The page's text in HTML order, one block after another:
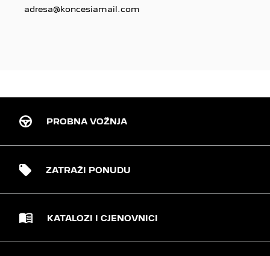
adresa@koncesiamail.com
PROBNA VOŽNJA
ZATRAŽI PONUDU
KATALOZI I CJENOVNICI